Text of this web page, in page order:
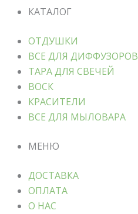
КАТАЛОГ
ОТДУШКИ
ВСЕ ДЛЯ ДИФФУЗОРОВ
ТАРА ДЛЯ СВЕЧЕЙ
ВОСК
КРАСИТЕЛИ
ВСЕ ДЛЯ МЫЛОВАРА
МЕНЮ
ДОСТАВКА
ОПЛАТА
О НАС